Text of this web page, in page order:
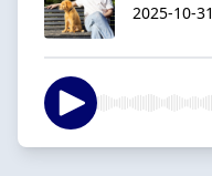
2025-10-31